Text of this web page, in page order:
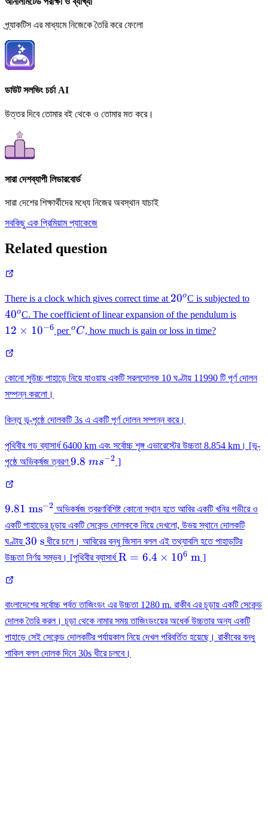
প্র্যাকটিস এর মাধ্যমে নিজেকে তৈরি করে ফেলো
ডাউট সলভিং চর্চা AI
উত্তর দিবে তোমার বই থেকে ও তোমার মত করে।
সারা দেশব্যাপী লিডারবোর্ড
সারা দেশের শিক্ষার্থীদের মধ্যে নিজের অবস্থান যাচাই
সবকিছু এক প্রিমিয়াম প্যাকেজে
Related question
There is a clock which gives correct time at 20^o
20oC is subjected to
40oC. The coefficient of linear expansion of the pendulum is
12 × 10−6 per^oC
oC, how much is gain or loss in time?
কোনো সুউচ্চ পাহাড়ে নিয়ে যাওয়ায় একটি সরলদোলক 10 ঘণ্টায় 11990 টি পূর্ণ দোলন
সম্পন্ন করলো।
কিন্তু ভূ-পৃষ্ঠে দোলকটি 3s এ একটি পূর্ণ দোলন সম্পন্ন করে।
পৃথিবীর গড় ব্যাসার্ধ 6400 km এবং সর্বোচ্চ শৃঙ্গ এভারেস্টের উচ্চতা 8.854 km। [ভূ-
পৃষ্ঠে অভিকর্ষজ ত্বরণ9.8~ms^{-2}
9.8 ms−2 ]
9.81
\mathrm{~ms}^{-2}
9.81 ms−2 অভিকর্ষজ ত্বরণবিশিষ্ট কোনো স্থান হতে আবির একটি খনির গভীরে ও
একটি পাহাড়ের চূড়ায় একটি সেকেন্ড দোলককে নিয়ে দেখলো, উভয় স্থানে দোলকটি
ঘণ্টায় 30
\mathrm{~s}
30 s ধীরে চলে। আবিরের বন্ধু জিসান বলল এই তথ্যাবলি হতে পাহাড়টির
উচ্চতা নির্ণয় সম্ভব। [পৃথিবীর ব্যাসার্ধ\mathrm{R}=6.4
R = 6.4 × 106 m ]
বাংলাদেশের সর্বোচ্চ পর্বত তাজিংডং এর উচ্চতা 1280 m. রাকীব এর চূড়ায় একটি সেকেন্ড
দোলক তৈরি করল। চূড়া থেকে নামার সময় তাজিংডংয়ের অধের্ক উচ্চতার অন্য একটি
পাহাড়ে সেই সেকেন্ড দোলকটির পর্যায়কাল নিয়ে দেখল পরিবর্তিত হয়েছে। রাকীবের বন্ধু
শাকিল বলল দোলক দিনে 30s ধীরে চলবে।